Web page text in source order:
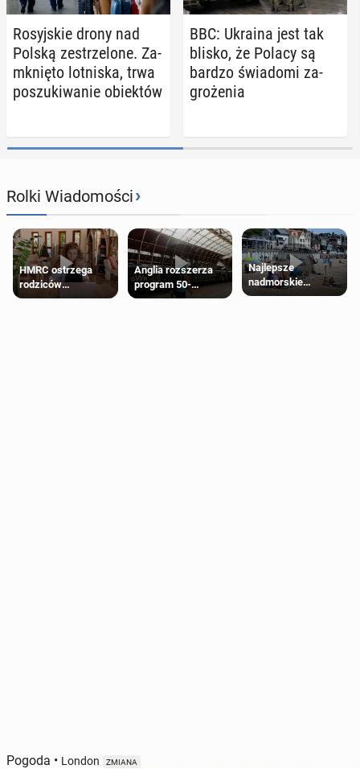
Ro­syj­skie drony nad
Polską ze­strze­lo­ne. Za­
mknię­to lot­ni­ska, trwa
po­szu­ki­wa­nie obiek­tów
BBC: Ukraina jest tak
blisko, że Polacy są
bardzo świa­do­mi za­
gro­że­nia
Rolki Wiadomości›
HMRC ostrzega
rodziców
pobierających Child
Anglia rozszerza
program 50-
procentowych
Najlepsze
nadmorskie
miasteczko blisko
Pogoda • London ZMIANA